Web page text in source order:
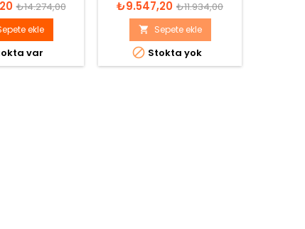
4K0 941 591 B -
591 BS
Normal
fiyat
₺14.274,00
ekle
var
HW: A222 901 03 05 SW:
A205 902 70 18 5C6111F02
Fiyat
₺9.547,20 Normal
fiyat
₺11.934,00
 Sepete ekle
 Stokta yok